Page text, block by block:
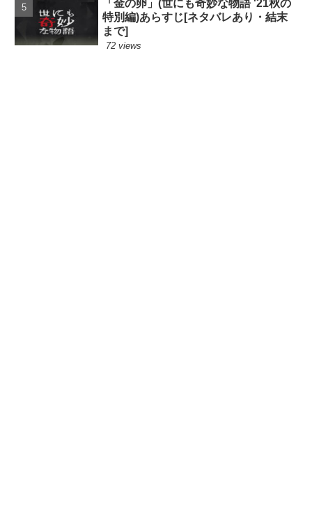
「金の卵」(世にも奇妙な物語 '21秋の
特別編)あらすじ[ネタバレあり・結末
まで]
72 views